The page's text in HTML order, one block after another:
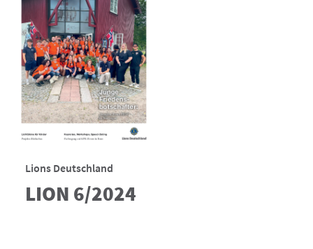
Lions Deutschland
LION 6/2024